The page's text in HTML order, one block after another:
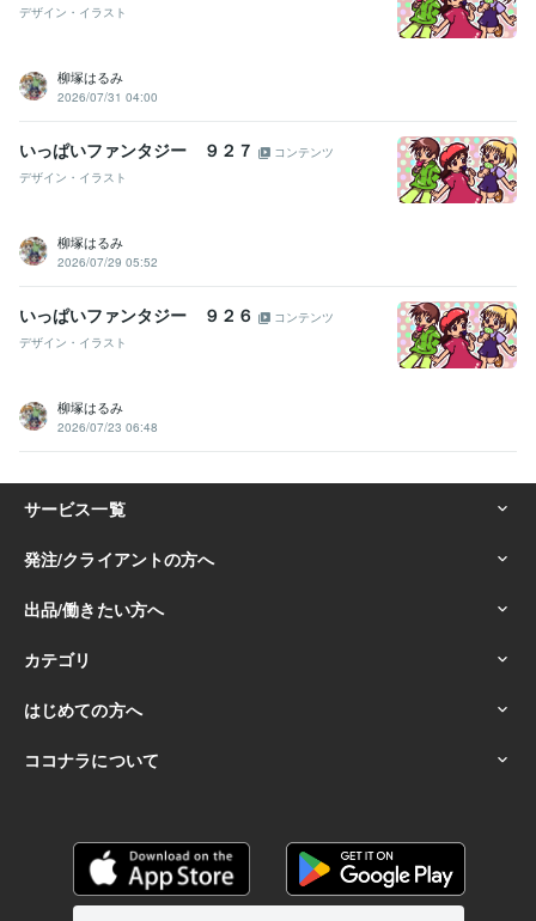
デザイン・イラスト
柳塚はるみ
2026/07/31 04:00
いっぱいファンタジー ９２７
コンテンツ
デザイン・イラスト
柳塚はるみ
2026/07/29 05:52
いっぱいファンタジー ９２６
コンテンツ
デザイン・イラスト
柳塚はるみ
2026/07/23 06:48